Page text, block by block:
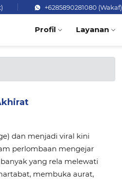
+6285890281080 (Wakaf)
Profil Layanan
dan menjadi viral kini
perlombaan mengejar
yang rela melewati
membuka aurat,